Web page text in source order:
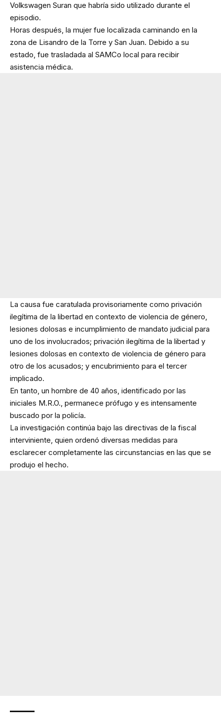
Volkswagen Suran que habría sido utilizado durante el
episodio.
Horas después, la mujer fue localizada caminando en la
zona de Lisandro de la Torre y San Juan. Debido a su
estado, fue trasladada al SAMCo local para recibir
asistencia médica.
La causa fue caratulada provisoriamente como privación
ilegítima de la libertad en contexto de violencia de género,
lesiones dolosas e incumplimiento de mandato judicial para
uno de los involucrados; privación ilegítima de la libertad y
lesiones dolosas en contexto de violencia de género para
otro de los acusados; y encubrimiento para el tercer
implicado.
En tanto, un hombre de 40 años, identificado por las
iniciales M.R.O., permanece prófugo y es intensamente
buscado por la policía.
La investigación continúa bajo las directivas de la fiscal
interviniente, quien ordenó diversas medidas para
esclarecer completamente las circunstancias en las que se
produjo el hecho.